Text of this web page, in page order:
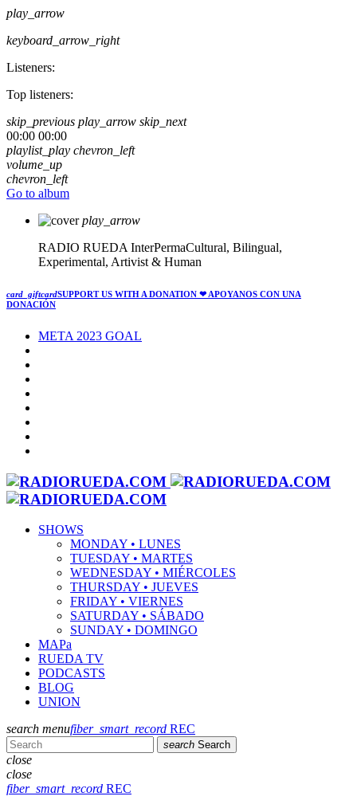
play_arrow
keyboard_arrow_right
Listeners:
Top listeners:
skip_previous play_arrow skip_next
00:00 00:00
playlist_play chevron_left
volume_up
chevron_left
Go to album
play_arrow
RADIO RUEDA InterPermaCultural, Bilingual,
Experimental, Artivist & Human
card_giftcardSUPPORT US WITH A DONATION ❤ APOYANOS CON UNA
DONACIÓN
META 2023 GOAL
SHOWS
MONDAY • LUNES
TUESDAY • MARTES
WEDNESDAY • MIÉRCOLES
THURSDAY • JUEVES
FRIDAY • VIERNES
SATURDAY • SÁBADO
SUNDAY • DOMINGO
MAPa
RUEDA TV
PODCASTS
BLOG
UNION
search menufiber_smart_record REC
search Search
close
close
fiber_smart_record REC